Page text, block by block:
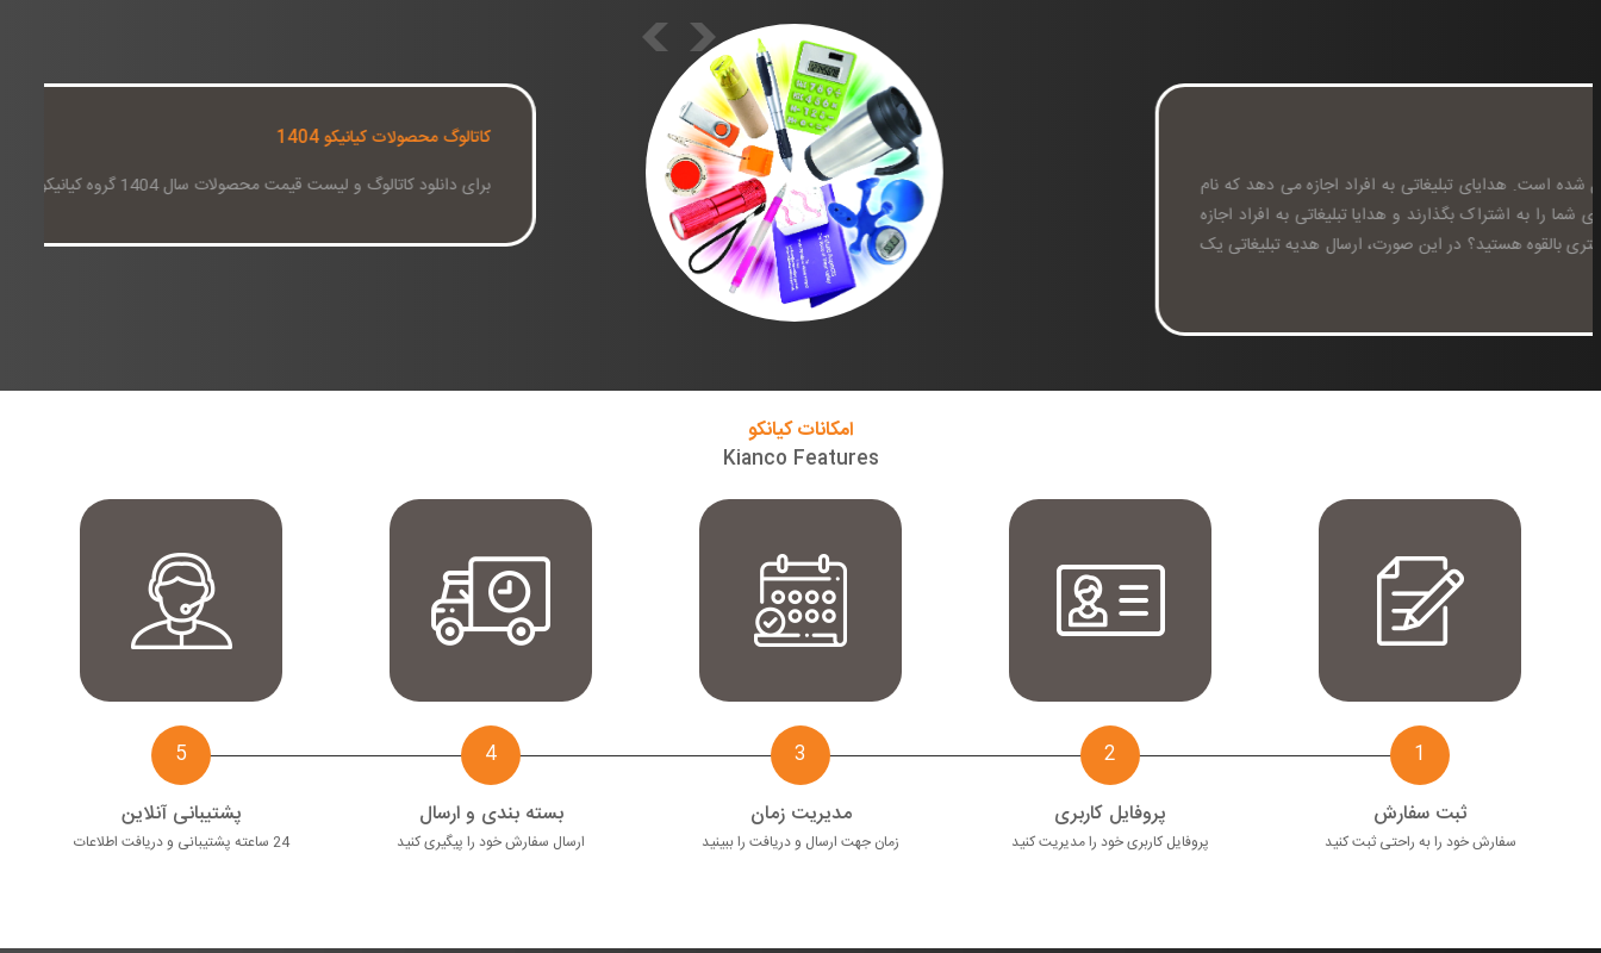
هدایای تبلیغاتی به شکل فوق العاده هوشمندانه ای از تبلیغات تبدیل شده است. هدایای تبلیغاتی به افراد اجازه می دهد که نام
تجاری شما را ببینند، هدیه تبلیغاتی به افراد اجازه می دهد نام تجاری شما را به اشتراک بگذارند و هدایا تبلیغاتی به افراد اجازه
می دهد نام تجاری شما را تشخیص دهند. آیا به دنبال جذب یک مشتری بالقوه هستید؟ در این صورت، ارسال هدیه تبلیغاتی یک
امکانات کیانکو
Kianco Features
1
ثبت سفارش
سفارش خود را به راحتی ثبت کنید
2
پروفایل کاربری
پروفایل کاربری خود را مدیریت کنید
3
مدیریت زمان
زمان جهت ارسال و دریافت را ببینید
4
بسته بندی و ارسال
ارسال سفارش خود را پیگیری کنید
5
پشتیبانی آنلاین
24 ساعته پشتیبانی و دریافت اطلاعات